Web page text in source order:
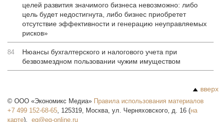
целей развития значимого бизнеса невозможно: либо
цель будет недостигнута, либо бизнес приобретет
отсутствие эффективности и генерацию неуправляемых
рисков»
84
Нюансы бухгалтерского и налогового учета при
безвозмездном пользовании чужим имуществом
вверх
© ООО «Экономикс Медиа» Правила использования материалов
+7 499 152-68-65, 125319, Москва, ул. Черняховского, д. 16 (на
карте),